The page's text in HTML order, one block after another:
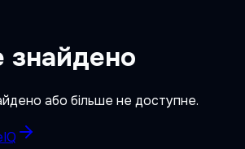
знайдено
або більше не доступне.